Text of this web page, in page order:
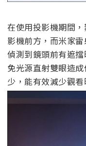
在使用投影機期間
影機前方，而米家
偵測到鏡頭前有遮
免光源直射雙眼造
少，能有效減少觀看